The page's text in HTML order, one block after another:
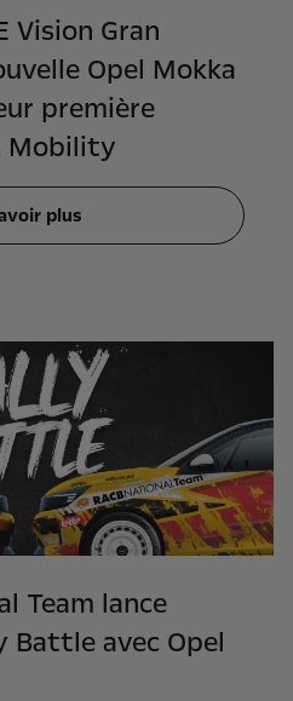
Vision Gran
Opel Mokka
première
Mobility
plus
Team lance
Battle avec Opel